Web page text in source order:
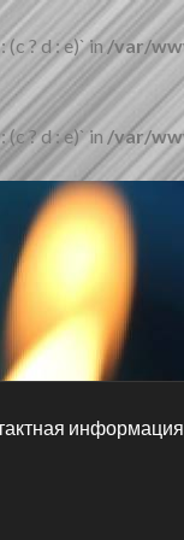
(c ? d : e)` in/var/
? d : e)` in /var/
информация